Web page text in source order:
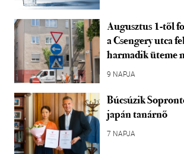
Augusztus 1-től
a Csengery utca
harmadik üteme
9 NAPJA
Búcsúzik
japán tanárnő
7 NAPJA